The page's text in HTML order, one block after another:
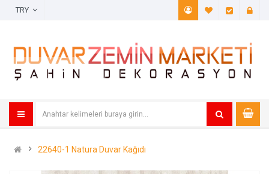
A. Listem
22640-1 Natura Duvar Kağıdı